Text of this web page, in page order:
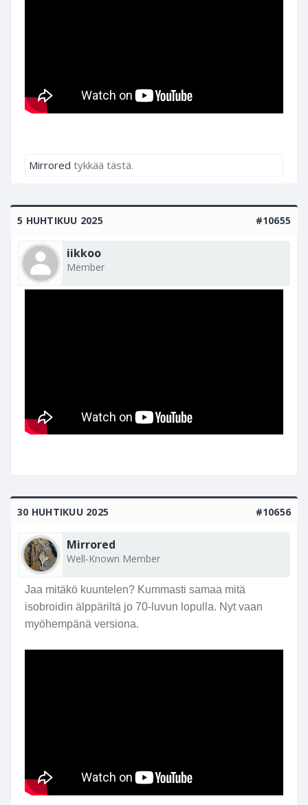
Mirrored tykkää tästä.
5 HUHTIKUU 2025 #10655
iikkoo
Member
30 HUHTIKUU 2025 #10656
Mirrored
Well-Known Member
Jaa mitäkö kuuntelen? Kummasti samaa mitä
isobroidin älppäriltä jo 70-luvun lopulla. Nyt vaan
myöhempänä versiona.